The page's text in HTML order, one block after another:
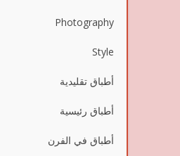
Photography
Style
أطباق تقليدية
أطباق رئيسية
أطباق في الفرن